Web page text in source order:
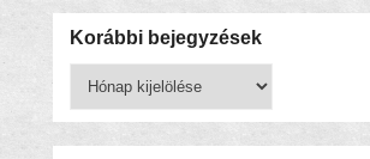
Korábbi bejegyzések
bejegyzések